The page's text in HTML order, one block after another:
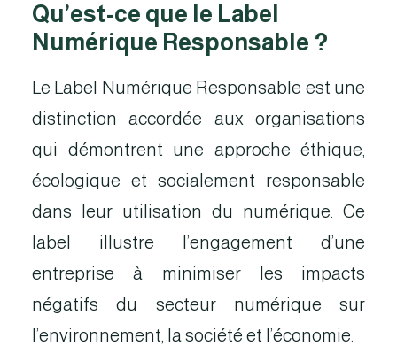
Qu’est-ce que le Label
Numérique Responsable ?
Le Label Numérique Responsable est une
distinction accordée aux organisations
qui démontrent une approche éthique,
écologique et socialement responsable
dans leur utilisation du numérique. Ce
label illustre l’engagement d’une
entreprise à minimiser les impacts
négatifs du secteur numérique sur
l’environnement, la société et l’économie.